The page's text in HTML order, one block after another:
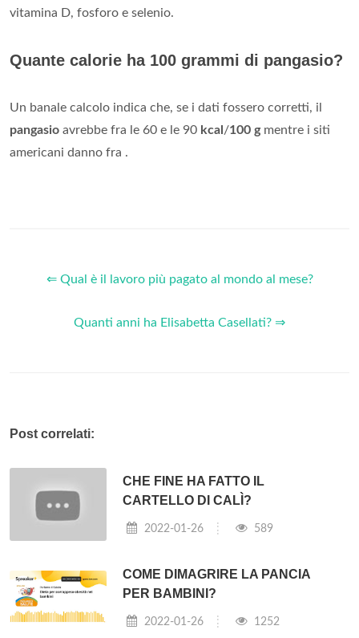
vitamina D, fosforo e selenio.
Quante calorie ha 100 grammi di pangasio?
Un banale calcolo indica che, se i dati fossero corretti, il
pangasio avrebbe fra le 60 e le 90 kcal /100 gmentre i siti
americani danno fra .
⇐ Qual è il lavoro più pagato al mondo al mese?
Quanti anni ha Elisabetta Casellati? ⇒
Post correlati:
CHE FINE HA FATTO IL
CARTELLO DI CALÌ?
2022-01-26 589
COME DIMAGRIRE LA PANCIA
PER BAMBINI?
2022-01-26 1252